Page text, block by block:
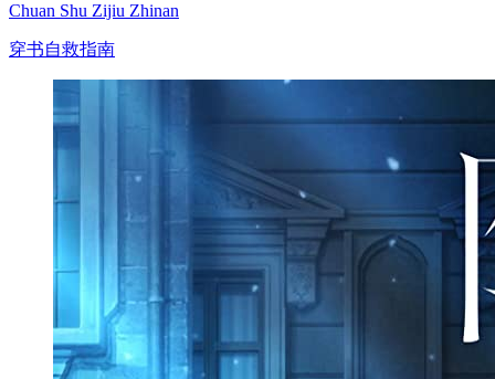
Chuan Shu Zijiu Zhinan
穿书自救指南